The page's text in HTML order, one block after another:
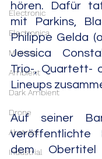
Electronic
Electronica
Minimal
Ambient
Dark Ambient
Drone
Abstract
Industrial
hören. Dafür
mit Parkins,
Philippe Gelda
Jessica
Trio-, Quartett-
Lineups
Auf seiner
veröffentlichte
dem